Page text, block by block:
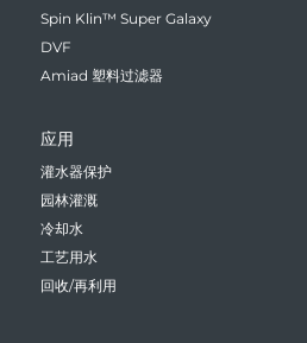
Spin Klin™ Super Galaxy
DVF
Amiad 塑料过滤器
应用
灌水器保护
园林灌溉
冷却水
工艺用水
回收/再利用